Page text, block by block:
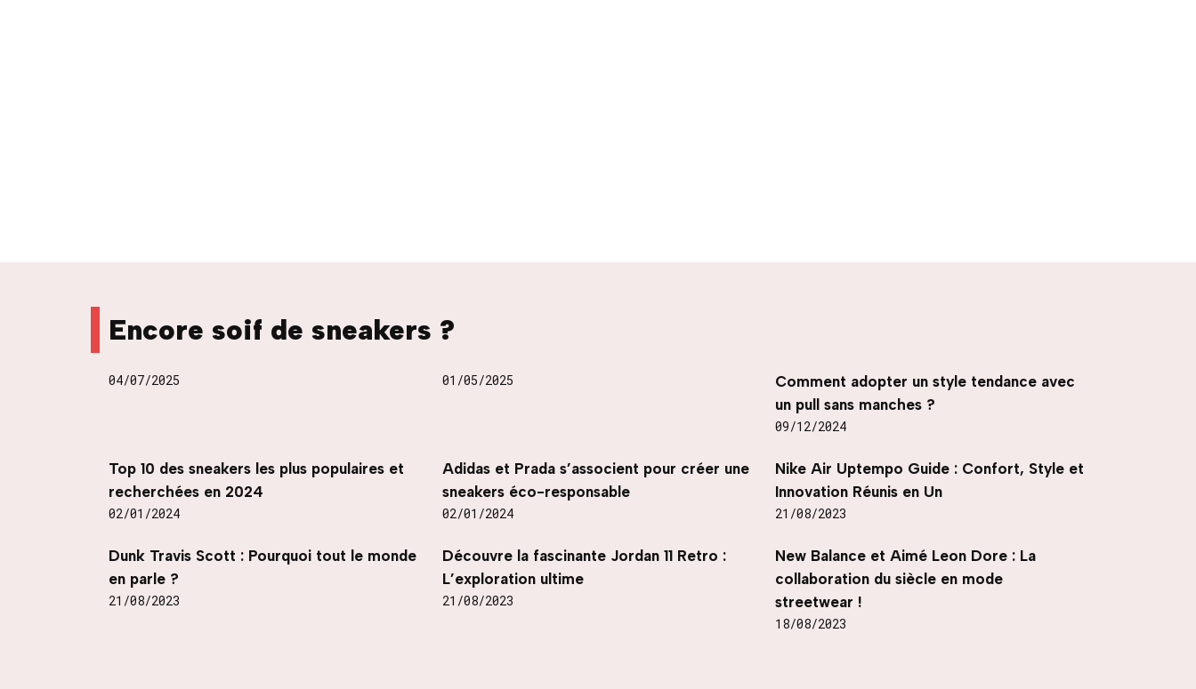
Encore soif de sneakers ?
04/07/2025 01/05/2025
Comment adopter un style tendance avec
un pull sans manches ?
09/12/2024
Top 10 des sneakers les plus populaires et
recherchées en 2024
02/01/2024
Adidas et Prada s’associent pour créer une
sneakers éco-responsable
02/01/2024
Nike Air Uptempo Guide : Confort, Style et
Innovation Réunis en Un
21/08/2023
Dunk Travis Scott : Pourquoi tout le monde
en parle ?
21/08/2023
Découvre la fascinante Jordan 11 Retro :
L’exploration ultime
21/08/2023
New Balance et Aimé Leon Dore : La
collaboration du siècle en mode
streetwear !
18/08/2023